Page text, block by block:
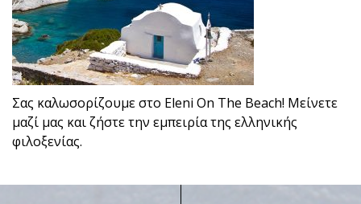
Σας καλωσορίζουμε στο Eleni On The Beach! Μείνετε
μαζί μας και ζήστε την εμπειρία της ελληνικής
φιλοξενίας.